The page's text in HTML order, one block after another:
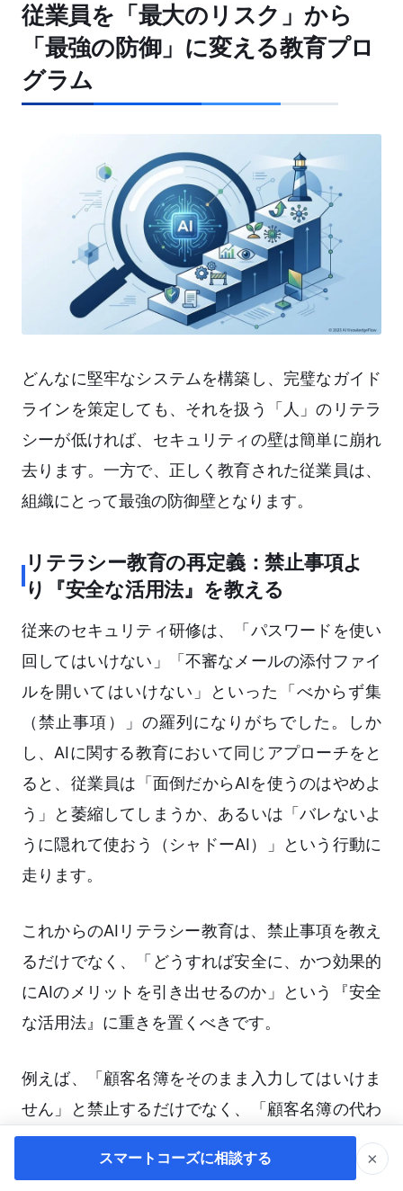
従業員を「最大のリスク」から
「最強の防御」に変える教育プロ
グラム
どんなに堅牢なシステムを構築し、完璧なガイド
ラインを策定しても、それを扱う「人」のリテラ
シーが低ければ、セキュリティの壁は簡単に崩れ
去ります。一方で、正しく教育された従業員は、
組織にとって最強の防御壁となります。
リテラシー教育の再定義：禁止事項よ
り『安全な活用法』を教える
従来のセキュリティ研修は、「パスワードを使い
回してはいけない」「不審なメールの添付ファイ
ルを開いてはいけない」といった「べからず集
（禁止事項）」の羅列になりがちでした。しか
し、AIに関する教育において同じアプローチをと
ると、従業員は「面倒だからAIを使うのはやめよ
う」と萎縮してしまうか、あるいは「バレないよ
うに隠れて使おう（シャドーAI）」という行動に
走ります。
これからのAIリテラシー教育は、禁止事項を教え
るだけでなく、「どうすれば安全に、かつ効果的
にAIのメリットを引き出せるのか」という『安全
な活用法』に重きを置くべきです。
例えば、「顧客名簿をそのまま入力してはいけま
せん」と禁止するだけでなく、「顧客名簿の代わ
りに、ダミーデータを使ってプロンプトを作成
し、出力されたテンプレートをローカル環境で実
スマートコーズに相談する ×